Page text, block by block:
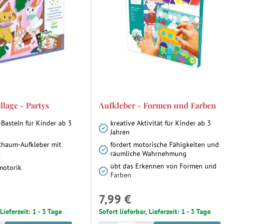
- Partys
für Kinder ab 3
Aufkleber mit
1 - 3 Tage
Aufkleber - Formen und Farben
kreative Aktivität für Kinder ab 3
Jahren
fördert motorische Fähigkeiten und
räumliche Wahrnehmung
übt das Erkennen von Formen und
Farben
7,99 €
Sofort lieferbar, Lieferzeit: 1 - 3 Tage